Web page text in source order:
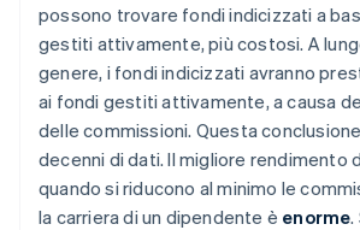
possono trovare fondi indicizzati a
gestiti attivamente, più costosi. A
genere, i fondi indicizzati avranno
ai fondi gestiti attivamente, a causa
delle commissioni. Questa
decenni di dati. Il migliore rendimento
quando si riducono al minimo le
la carriera di un dipendente è enorme.